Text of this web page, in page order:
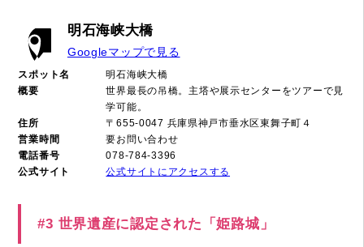
明石海峡大橋
Googleマップで見る
スポット名
明石海峡大橋
概要
世界最長の吊橋。主塔や展示センターをツアーで見
学可能。
住所
〒655-0047 兵庫県神戸市垂水区東舞子町４
営業時間
要お問い合わせ
電話番号
078-784-3396
公式サイト
公式サイトにアクセスする
#3 世界遺産に認定された「姫路城」